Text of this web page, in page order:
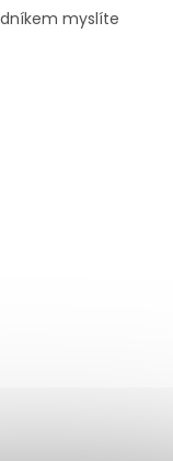
myslíte